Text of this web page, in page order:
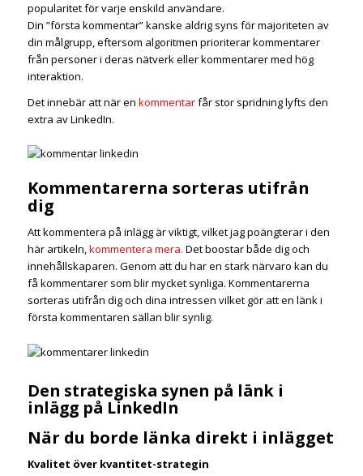
popularitet för varje enskild användare.
Din ”första kommentar” kanske aldrig syns för majoriteten av
din målgrupp, eftersom algoritmen prioriterar kommentarer
från personer i deras nätverk eller kommentarer med hög
interaktion.
Det innebär att när en kommentarfår stor spridning lyfts den
extra av LinkedIn.
Kommentarerna sorteras utifrån
dig
Att kommentera på inlägg är viktigt, vilket jag poängterar i den
här artikeln,kommentera mera. Det boostar både dig och
innehållskaparen. Genom att du har en stark närvaro kan du
få kommentarer som blir mycket synliga. Kommentarerna
sorteras utifrån dig och dina intressen vilket gör att en länk i
första kommentaren sällan blir synlig.
Den strategiska synen på länk i
inlägg på LinkedIn
När du borde länka direkt i inlägget
Kvalitet över kvantitet-strategin